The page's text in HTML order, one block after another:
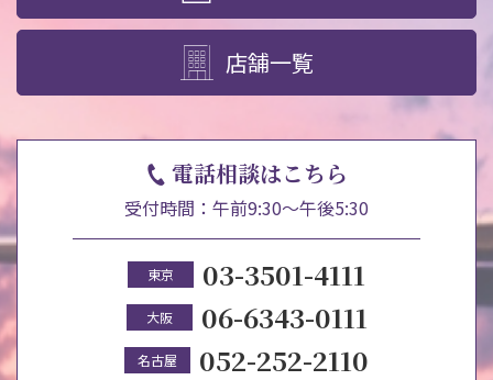
店舗一覧
電話相談はこちら
受付時間：午前9:30～午後5:30
東京 03-3501-4111
大阪 06-6343-0111
名古屋 052-252-2110